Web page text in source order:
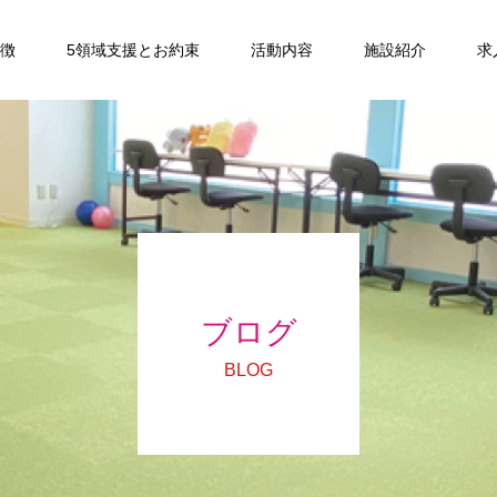
5領域支援とお約束 活動内容 施設紹介 求
ブログ
BLOG